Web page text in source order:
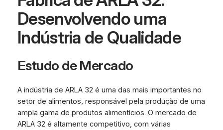
Desenvolvendo uma
Indústria de Qualidade
Estudo de Mercado
A indústria de ARLA 32 é uma das mais importantes no
setor de alimentos, responsável pela produção de uma
ampla gama de produtos alimentícios. O mercado de
ARLA 32 é altamente competitivo, com várias